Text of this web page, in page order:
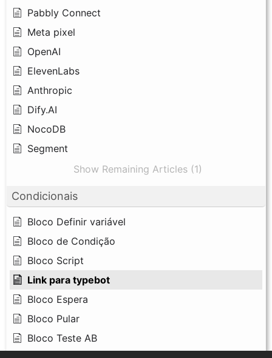
Pabbly Connect
Meta pixel
OpenAI
ElevenLabs
Anthropic
Dify.AI
NocoDB
Segment
Show Remaining Articles (1)
Condicionais
Bloco Definir variável
Bloco de Condição
Bloco Script
Link para typebot
Bloco Espera
Bloco Pular
Bloco Teste AB